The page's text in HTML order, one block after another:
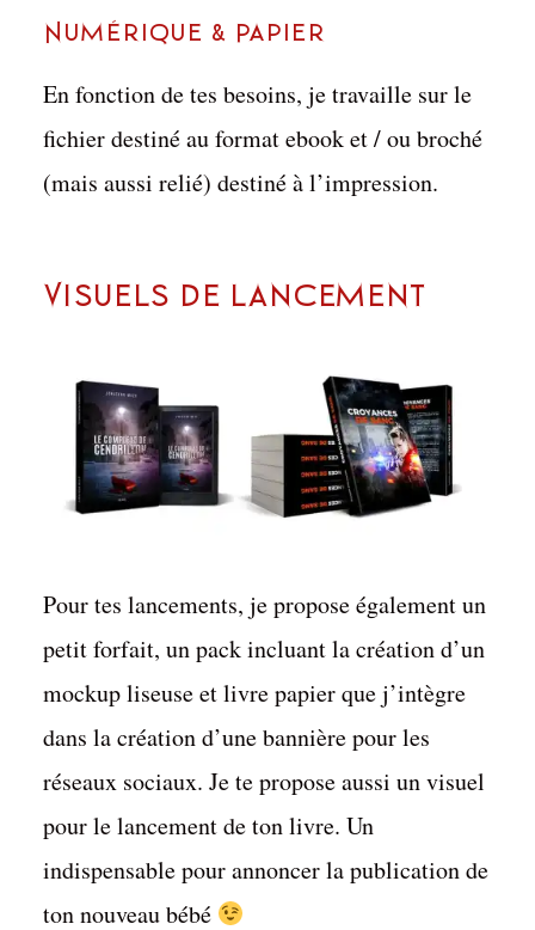
Numérique & Papier
En fonction de tes besoins, je travaille sur le
fichier destiné au format ebook et / ou broché
(mais aussi relié) destiné à l’impression.
Visuels de lancement
Pour tes lancements, je propose également un
petit forfait, un pack incluant la création d’un
mockup liseuse et livre papier que j’intègre
dans la création d’une bannière pour les
réseaux sociaux. Je te propose aussi un visuel
pour le lancement de ton livre. Un
indispensable pour annoncer la publication de
ton nouveau bébé